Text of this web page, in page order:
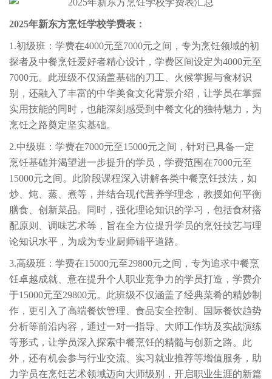
2025年新东方烹饪学校学费表：
1.初级班：学费在4000元至7000元之间，专为烹饪领域的初
探者及中餐烹饪爱好者精心设计，学费区间设定为4000元至
7000元。此班级不仅涵盖基础的刀工、火候掌握与食材识
别，还融入了丰富的中华美食文化背景介绍，让学员在掌握
实用技能的同时，也能深刻感受到中餐文化的独特魅力，为
烹饪之路奠定坚实基础。
2.中级班：学费在7000元至15000元之间，针对已具备一定
烹饪基础并渴望进一步提升的学员，学费范围在7000元至
15000元之间。此阶段课程深入讲解各类中餐烹饪技法，如
炒、炖、蒸、煮等，并结合现代营养学理念，教授如何平衡
膳食、创新菜品。同时，强化理论知识的学习，包括食材搭
配原则、调味艺术等，旨在全方位提升学员的烹饪技艺与理
论知识水平，为成为专业厨师铺平道路。
3.高级班：学费在15000元至29800元之间，专为追求中餐烹
饪卓越成就、意在提升个人职业竞争力的学员打造，学费介
于15000元至29800元。此班级不仅涵盖了经典菜肴的精妙制
作，更引入了高端餐饮管理、食品安全控制、国际餐饮趋势
分析等前沿内容，通过一对一指导、大师工作坊及实战演练
等形式，让学员深入探索中餐烹饪的精髓与创新之路。此
外，还有机会参与行业交流、实习就业推荐等增值服务，助
力学员在烹饪艺术领域迈向大师级别，开启职业生涯的新篇